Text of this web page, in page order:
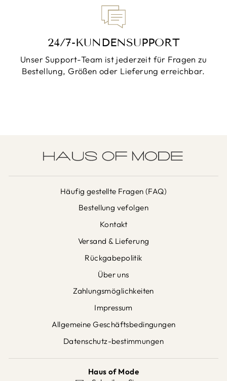
24/7-KUNDENSUPPORT
Unser Support-Team ist jederzeit für Fragen zu
Bestellung, Größen oder Lieferung erreichbar.
Häufig gestellte Fragen (FAQ)
Bestellung vefolgen
Kontakt
Versand & Lieferung
Rückgabepolitik
Über uns
Zahlungsmöglichkeiten
Impressum
Allgemeine Geschäftsbedingungen
Datenschutz-bestimmungen
Haus of Mode